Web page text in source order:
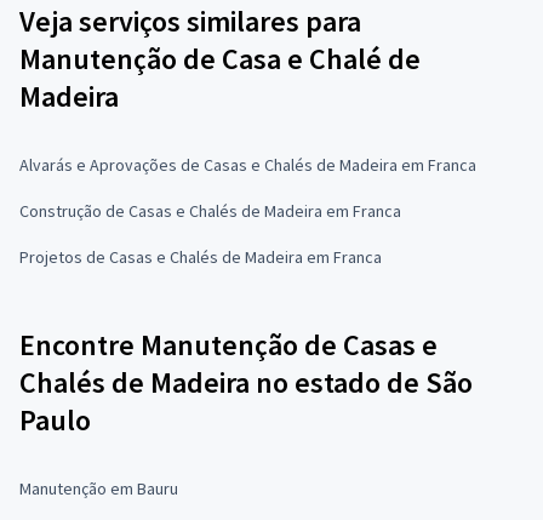
Veja serviços similares para
Manutenção de Casa e Chalé de
Madeira
Alvarás e Aprovações de Casas e Chalés de Madeira em Franca
Construção de Casas e Chalés de Madeira em Franca
Projetos de Casas e Chalés de Madeira em Franca
Encontre Manutenção de Casas e
Chalés de Madeira no estado de São
Paulo
Manutenção em Bauru